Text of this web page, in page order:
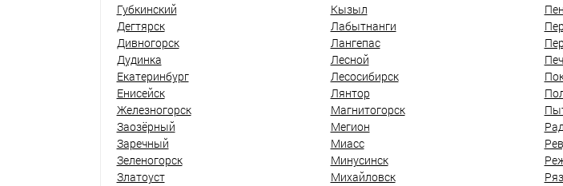
Губкинский
Дегтярск
Дивногорск
Дудинка
Екатеринбург
Енисейск
Железногорск
Заозёрный
Заречный
Зеленогорск
Златоуст
Кызыл
Лабытнанги
Лангепас
Лесной
Лесосибирск
Лянтор
Магнитогорск
Мегион
Миасс
Минусинск
Михайловск